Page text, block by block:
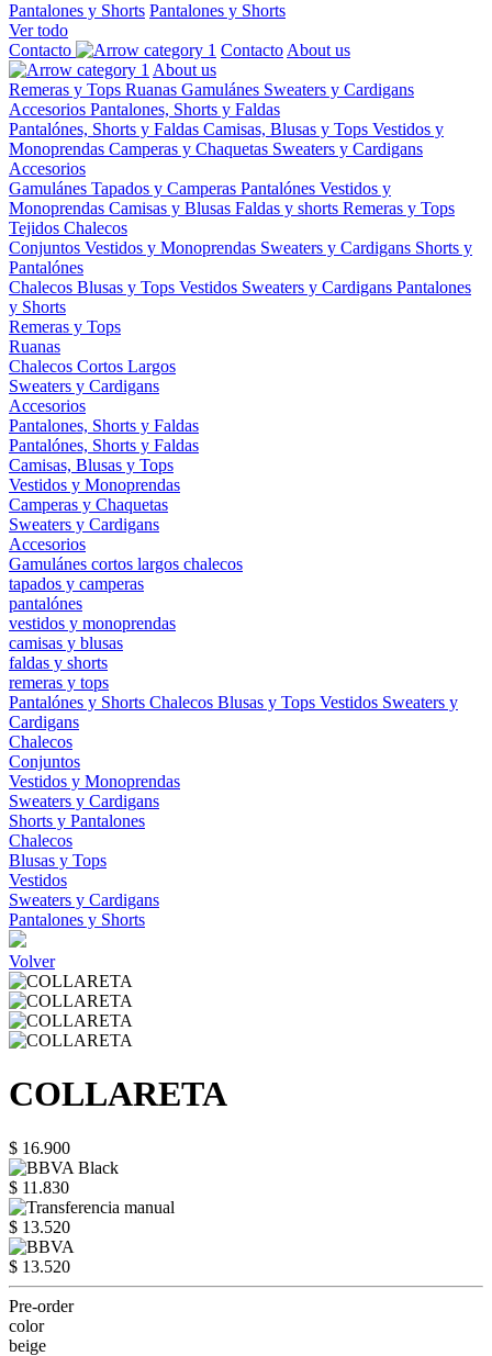
Pantalones y Shorts Pantalones y Shorts
Ver todo
Contacto
Contacto About us
About us
Remeras y Tops Ruanas Gamulánes Sweaters y Cardigans
Accesorios Pantalones, Shorts y Faldas
Pantalónes, Shorts y Faldas Camisas, Blusas y Tops Vestidos y
Monoprendas Camperas y Chaquetas Sweaters y Cardigans
Accesorios
Gamulánes Tapados y Camperas Pantalónes Vestidos y
Monoprendas Camisas y Blusas Faldas y shorts Remeras y Tops
Tejidos Chalecos
Conjuntos Vestidos y Monoprendas Sweaters y Cardigans Shorts y
Pantalónes
Chalecos Blusas y Tops Vestidos Sweaters y Cardigans Pantalones
y Shorts
Remeras y Tops
Ruanas
Chalecos Cortos Largos
Sweaters y Cardigans
Accesorios
Pantalones, Shorts y Faldas
Pantalónes, Shorts y Faldas
Camisas, Blusas y Tops
Vestidos y Monoprendas
Camperas y Chaquetas
Sweaters y Cardigans
Accesorios
Gamulánes cortos largos chalecos
tapados y camperas
pantalónes
vestidos y monoprendas
camisas y blusas
faldas y shorts
remeras y tops
Pantalónes y Shorts Chalecos Blusas y Tops Vestidos Sweaters y
Cardigans
Chalecos
Conjuntos
Vestidos y Monoprendas
Sweaters y Cardigans
Shorts y Pantalones
Chalecos
Blusas y Tops
Vestidos
Sweaters y Cardigans
Pantalones y Shorts
Volver
COLLARETA
$ 16.900
$ 11.830
$ 13.520
$ 13.520
Pre-order
color
beige